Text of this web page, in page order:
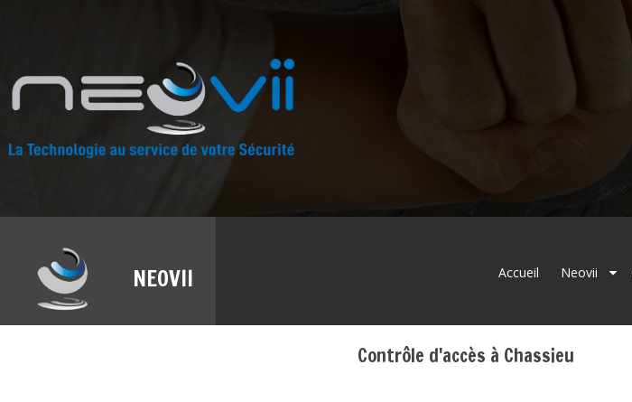
NEOVII Accueil Neovii
Contrôle d'accès à Chassieu